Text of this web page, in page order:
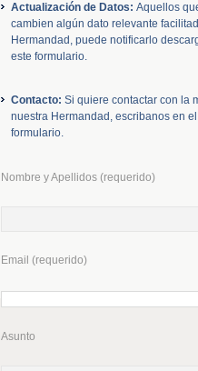
Actualización de Datos: Aquellos
cambien algún dato relevante
Hermandad, puede notificarlo
este formulario.
Contacto: Si quiere contactar con la
nuestra Hermandad, escribanos en
formulario.
Nombre y Apellidos (requerido)
Email (requerido)
Asunto